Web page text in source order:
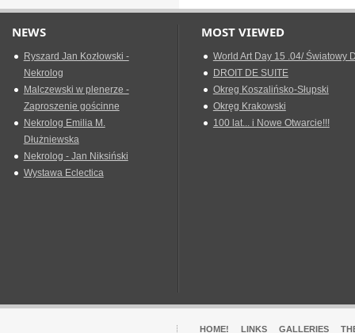
NEWS
Ryszard Jan Kozłowski -
Nekrolog
Malczewski w plenerze -
Zaproszenie gościnne
Nekrolog Emilia M.
Dłużniewska
Nekrolog - Jan Niksiński
Wystawa Eclectica
MOST VIEWED
World Art Day 15 .04/ Światowy
DROIT DE SUITE
Okreg Koszalińsko-Słupski
Okręg Krakowski
100 lat... i Nowe Otwarcie!!!
HOME! LINKS GALLERIES